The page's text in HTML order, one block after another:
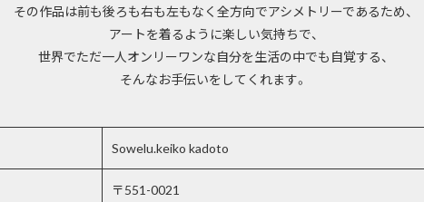
その作品は前も後ろも右も左もなく全方向でアシメトリーであるため、
アートを着るように楽しい気持ちで、
世界でただ一人オンリーワンな自分を生活の中でも自覚する、
そんなお手伝いをしてくれます。
Sowelu.keiko kadoto
〒551-0021